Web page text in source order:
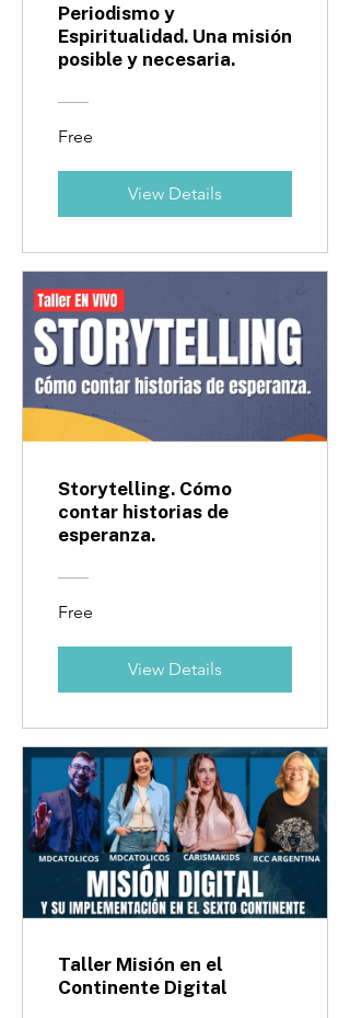
Periodismo y
Espiritualidad. Una misión
posible y necesaria.
Free
View Details
Storytelling. Cómo
contar historias de
esperanza.
Free
View Details
Taller Misión en el
Continente Digital